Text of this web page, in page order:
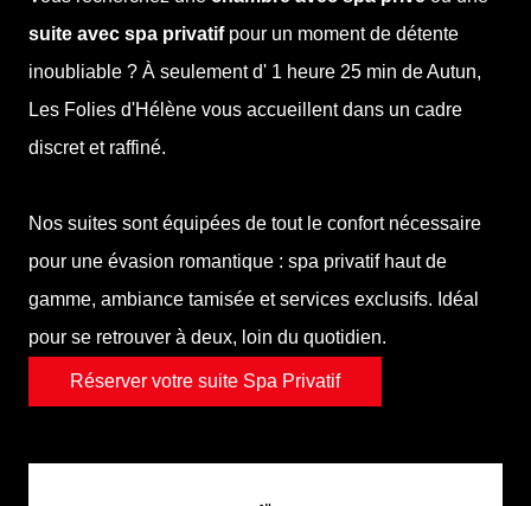
suite avec spa privatifpour un moment de détente
inoubliable ? À seulementd' 1 heure 25 min de Autun,
Les Folies d'Hélène vous accueillent dans un cadre
discret et raffiné.
Nos suites sont équipées de tout le confort nécessaire
pour une évasion romantique : spa privatif haut de
gamme, ambiance tamisée et services exclusifs. Idéal
pour se retrouver à deux, loin du quotidien.
Réserver votre suite Spa Privatif